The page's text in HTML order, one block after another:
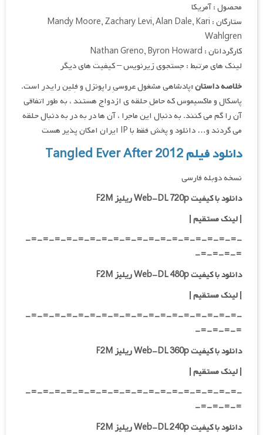
محصول : آمریکا
ستارگان : Mandy Moore, Zachary Levi, Alan Dale, Kari
Wahlgren
کارگردانان : Nathan Greno, Byron Howard
لینک های مرتبط : جستجوی زیرنویس – کیفیت های دیگر
خلاصه داستان :پادشاهی مشغول عروسیِ راپونزل و فِلین رایدر است.
پاسکال و ماکسیموس که حاملِ حلقه ی ازدواج هستند ، به طور اتفاقی
آن را گم می کنند. به دنبال این ماجرا ، آن ها در به در به دنبال حلقه
می گردند و… دانلود و پخش فقط با IP ایران امکان پذیر هست
دانلود فیلم Tangled Ever After 2012
نسخه دوبله فارسی
دانلود با کیفیت Web-DL 720p ریلیز F2M
|لینک مستقیم|
-=-=-=-=-=-=-=-=-=-=-=-=-=-=-=-=-=-=-
=-=-=-=-
دانلود با کیفیت Web-DL 480p ریلیز F2M
|لینک مستقیم|
-=-=-=-=-=-=-=-=-=-=-=-=-=-=-=-=-=-=-
=-=-=-=-
دانلود با کیفیت Web-DL 360p ریلیز F2M
| لینک مستقیم|
-=-=-=-=-=-=-=-=-=-=-=-=-=-=-=-=-=-=-
=-=-=-=-
دانلود با کیفیت Web-DL 240p ریلیز F2M